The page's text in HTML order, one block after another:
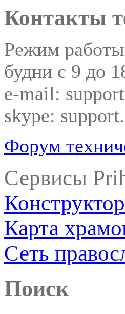
Контакты
Режим
будни с 9 до
e-mail:
skype:
Форум
Сервисы
Карта
Сеть
Поиск